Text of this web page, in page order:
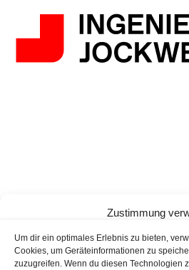
Zustimmung
Um dir ein optimales Erlebnis zu bieten,
Cookies, um Geräteinformationen zu
zuzugreifen. Wenn du diesen Technologien